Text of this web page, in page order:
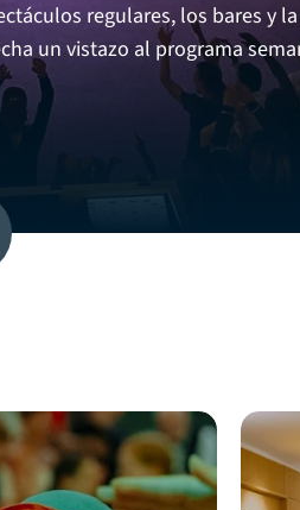
regulares, los bares y
un vistazo al programa